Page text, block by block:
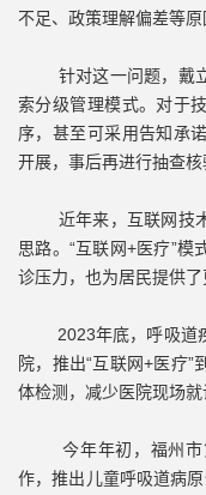
不足、政策理解偏差等原
针对这一问题，戴立
索分级管理模式。对于
序，甚至可采用告知承
开展，事后再进行抽查核
近年来，互联网技术
思路。“互联网+医疗”
诊压力，也为居民提供了
2023年底，呼吸道疾
院，推出“互联网+医疗
体检测，减少医院现场就
今年年初，福州市第
作，推出儿童呼吸道病